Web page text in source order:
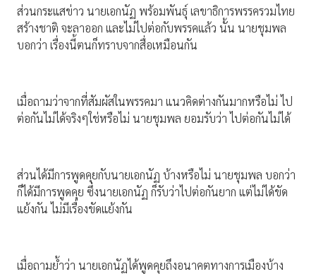
ส่วนกระแสข่าว นายเอกนัฏ พร้อมพันธุ์ เลขาธิการพรรครวมไทย
สร้างชาติ จะลาออก และไม่ไปต่อกับพรรคแล้ว นั้น นายชุมพล
บอกว่า เรื่องนี้ตนก็ทราบจากสื่อเหมือนกัน
เมื่อถามว่าจากที่สัมผัสในพรรคมา แนวคิดต่างกันมากหรือไม่ ไป
ต่อกันไม่ได้จริงๆใช่หรือไม่ นายชุมพล ยอมรับว่า ไปต่อกันไม่ได้
ส่วนได้มีการพูดคุยกับนายเอกนัฏ บ้างหรือไม่ นายชุมพล บอกว่า
ก็ได้มีการพูดคุย ซึ่งนายเอกนัฏ ก็รับว่าไปต่อกันยาก แต่ไม่ได้ขัด
แย้งกัน ไม่มีเรื่องขัดแย้งกัน
เมื่อถามย้ำว่า นายเอกนัฏได้พูดคุยถึงอนาคตทางการเมืองบ้าง